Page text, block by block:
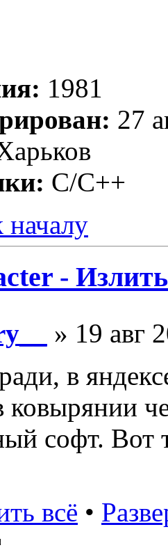
1981
27
С/С++
началу
-
» 19 авг
в
ковырянии
софт.
всё •